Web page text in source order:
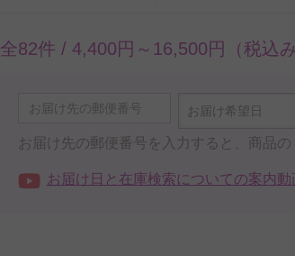
全82件 /4,400円～16,500円（税込み
お届け希望日
お届け先の郵便番号を入力すると、商品
お届け日と在庫検索についての案内動